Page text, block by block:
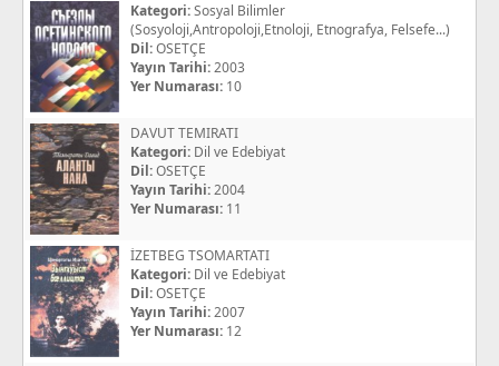
Kategori:Sosyal Bilimler
(Sosyoloji,Antropoloji,Etnoloji, Etnografya, Felsefe...)
Dil:OSETÇE
Yayın Tarihi:2003
Yer Numarası: 10
DAVUT TEMIRATI
Kategori: Dil ve Edebiyat
Dil:OSETÇE
Yayın Tarihi:2004
Yer Numarası: 11
İZETBEG TSOMARTATI
Kategori: Dil ve Edebiyat
Dil:OSETÇE
Yayın Tarihi:2007
Yer Numarası: 12